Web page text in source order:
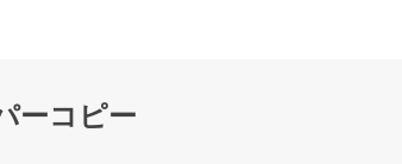
ーコピー